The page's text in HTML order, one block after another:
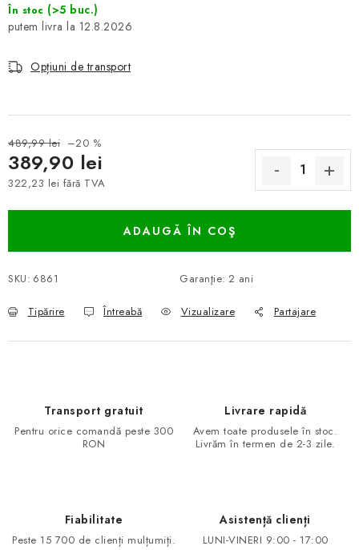
În stoc (>5 buc.)
12.8.2026
Opțiuni de transport
489,99 lei –20 %
389,90 lei
322,23 lei fără TVA
ADAUGĂ ÎN COŞ
SKU: 6861 Garanţie: 2 ani
Tipărire Întreabă Vizualizare Partajare
Transport gratuit
Pentru orice comandă peste 300
RON
Livrare rapidă
Avem toate produsele în stoc.
Livrăm în termen de 2-3 zile.
Fiabilitate
Peste 15 700 de clienți mulțumiți.
Asistență clienți
LUNI-VINERI 9:00 - 17:00